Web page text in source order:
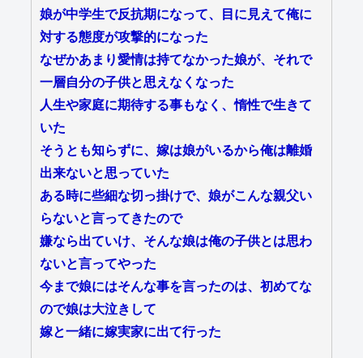
娘が中学生で反抗期になって、目に見えて俺に
対する態度が攻撃的になった
なぜかあまり愛情は持てなかった娘が、それで
一層自分の子供と思えなくなった
人生や家庭に期待する事もなく、惰性で生きて
いた
そうとも知らずに、嫁は娘がいるから俺は離婚
出来ないと思っていた
ある時に些細な切っ掛けで、娘がこんな親父い
らないと言ってきたので
嫌なら出ていけ、そんな娘は俺の子供とは思わ
ないと言ってやった
今まで娘にはそんな事を言ったのは、初めてな
ので娘は大泣きして
嫁と一緒に嫁実家に出て行った